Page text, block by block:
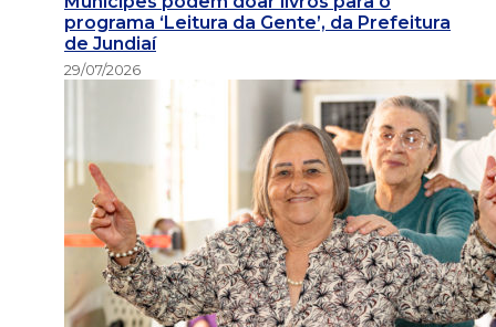
programa ‘Leitura da Gente’, da Prefeitura
de Jundiaí
29/07/2026